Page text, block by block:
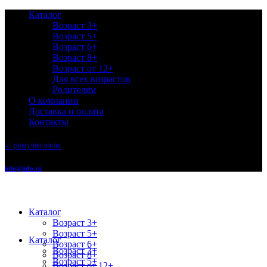
Каталог
Возраст 3+
Возраст 5+
Возраст 6+
Возраст 8+
Возраст от 12+
Для всех возрастов
Родителям
О компании
Доставка и оплата
Контакты
+7 (999) 999-99-99
info@info.ru
Каталог
Возраст 3+
Возраст 5+
Возраст 6+
Возраст 8+
Каталог
Возраст 3+
Возраст 5+